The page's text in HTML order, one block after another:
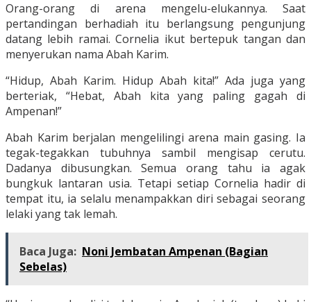
Orang-orang di arena mengelu-elukannya. Saat
pertandingan berhadiah itu berlangsung pengunjung
datang lebih ramai. Cornelia ikut bertepuk tangan dan
menyerukan nama Abah Karim.
“Hidup, Abah Karim. Hidup Abah kita!” Ada juga yang
berteriak, “Hebat, Abah kita yang paling gagah di
Ampenan!”
Abah Karim berjalan mengelilingi arena main gasing. Ia
tegak-tegakkan tubuhnya sambil mengisap cerutu.
Dadanya dibusungkan. Semua orang tahu ia agak
bungkuk lantaran usia. Tetapi setiap Cornelia hadir di
tempat itu, ia selalu menampakkan diri sebagai seorang
lelaki yang tak lemah.
Baca Juga: Noni Jembatan Ampenan (Bagian
Sebelas)